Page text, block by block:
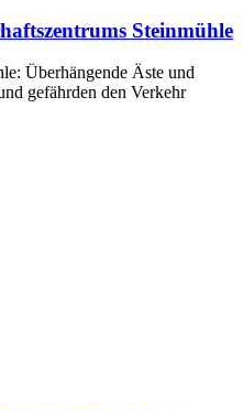
Steinmühle
Überhängende Äste und
gefährden den Verkehr